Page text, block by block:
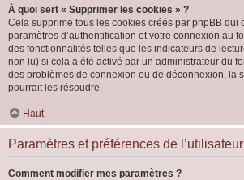
À quoi sert « Supprimer les cookies » ?
Cela supprime tous les cookies créés par phpBB qui
paramètres d’authentification et votre connexion au
des fonctionnalités telles que les indicateurs de
non lu) si cela a été activé par un administrateur du
des problèmes de connexion ou de déconnexion, la
pourrait les résoudre.
Haut
Paramètres et préférences de l’utilisateur
Comment modifier mes paramètres ?